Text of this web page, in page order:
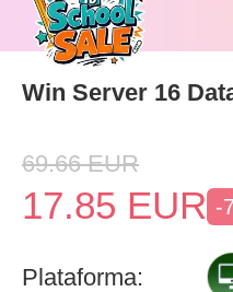
Win Server 16
69.66 EUR
17.85 EUR -
Plataforma: